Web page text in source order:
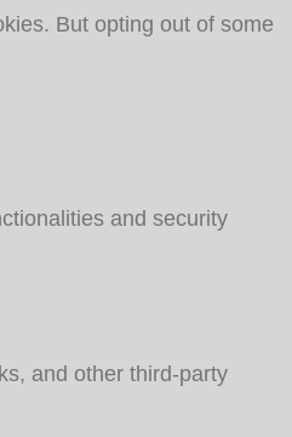
But opting out of some
and security
and other third-party